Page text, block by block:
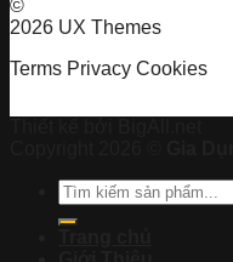
©
2026 UX Themes
Terms Privacy Cookies
Tìm
kiếm: